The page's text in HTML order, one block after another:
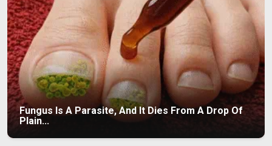
Fungus Is A Parasite, And It Dies From A Drop Of
Plain...